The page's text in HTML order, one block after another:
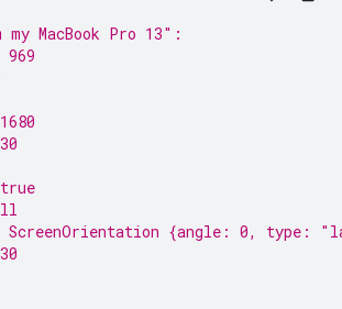
MacBook Pro 13″:
969
ScreenOrientation {angle: 0, type: